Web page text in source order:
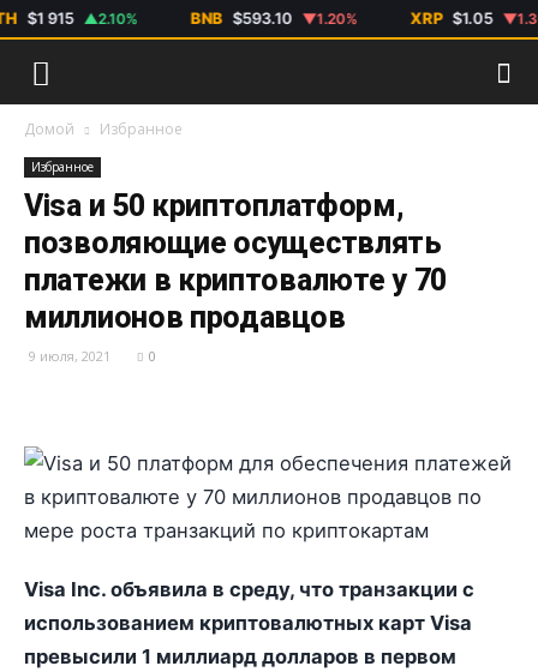
$1 915 ▲2.10% BNB $593.10 ▼1.20% XRP $1.05 ▼1.30%
Домой Избранное
Избранное
Visa и 50 криптоплатформ,
позволяющие осуществлять
платежи в криптовалюте у 70
миллионов продавцов
9 июля, 2021 0
Visa Inc. объявила в среду, что транзакции с
использованием криптовалютных карт Visa
превысили 1 миллиард долларов в первом